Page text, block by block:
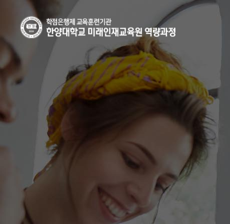
한양대
미래인재교육원
한양대학교
미래인재교육원